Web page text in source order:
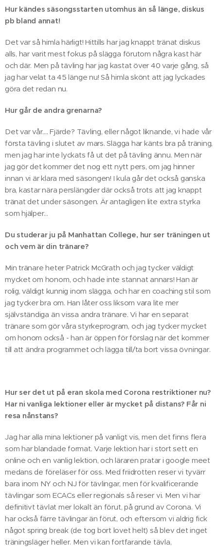
Hur kändes säsongsstarten utomhus än så länge, diskus
pb bland annat!
Det var så himla härligt! Hittills har jag knappt tränat diskus
alls, har varit mest fokus på slägga förutom några kast här
och där. Men på tävling har jag kastat över 40 varje gång, så
jag har velat ta 45 länge nu! Så himla skönt att jag lyckades
göra det redan nu.
Hur går de andra grenarna?
Det var vår.... Fjärde? Tävling, eller något liknande, vi hade vår
första tävling i slutet av mars. Slägga har känts bra på träning,
men jag har inte lyckats få ut det på tävling ännu. Men när
jag gör det kommer det nog ett nytt pers, om jag hinner
innan vi är klara med säsongen! I kula går det också ganska
bra, kastar nära perslängder där också trots att jag knappt
tränat det under säsongen. Är antagligen lite extra styrka
som hjälper...
Du studerar ju på Manhattan College, hur ser träningen ut
och vem är din tränare?
Min tränare heter Patrick McGrath och jag tycker väldigt
mycket om honom, och hade inte stannat annars! Han är
rolig, väldigt kunnig inom slägga, och har en coaching stil som
jag tycker bra om. Han låter oss liksom vara lite mer
självständiga än vissa andra tränare. Vi har en separat
tränare som gör våra styrkeprogram, och jag tycker mycket
om honom också - han är öppen för förslag när det kommer
till att ändra programmet och lägga till/ta bort vissa övningar.
Hur ser det ut på eran skola med Corona restriktioner nu?
Har ni vanliga lektioner eller är mycket på distans? Får ni
resa nånstans?
Jag har alla mina lektioner på vanligt vis, men det finns flera
som har blandade format. Varje lektion har i stort sett en
online och en vanlig lektion, och läraren pratar i google meet
medans de föreläser för oss. Med friidrotten reser vi tyvärr
bara inom NY och NJ för tävlingar, men för kvalificerande
tävlingar som ECACs eller regionals så reser vi. Men vi har
definitivt tävlat mer lokalt än förut, på grund av Corona. Vi
har också färre tävlingar än förut, och eftersom vi aldrig fick
något spring break (de tog bort lovet helt) så blev det inget
träningsläger heller. Men vi kan fortfarande tävla,